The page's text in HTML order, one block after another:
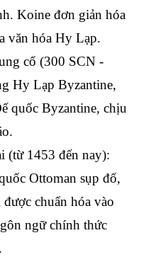
Koine đơn giản hóa
văn hóa Hy Lạp.
cổ (300 SCN -
Hy Lạp Byzantine,
quốc Byzantine, chịu
(từ 1453 đến nay):
Ottoman sụp đổ,
chuẩn hóa vào
ngữ chính thức